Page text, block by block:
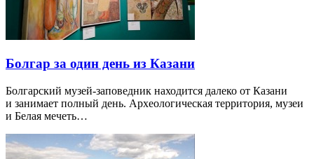
Болгар за один день из Казани
Болгарский музей-заповедник находится далеко от Казани
и занимает полный день. Археологическая территория, музеи
и Белая мечеть…